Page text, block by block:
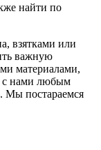
найти по
взятками или
важную
материалами,
с нами любым
Мы постараемся